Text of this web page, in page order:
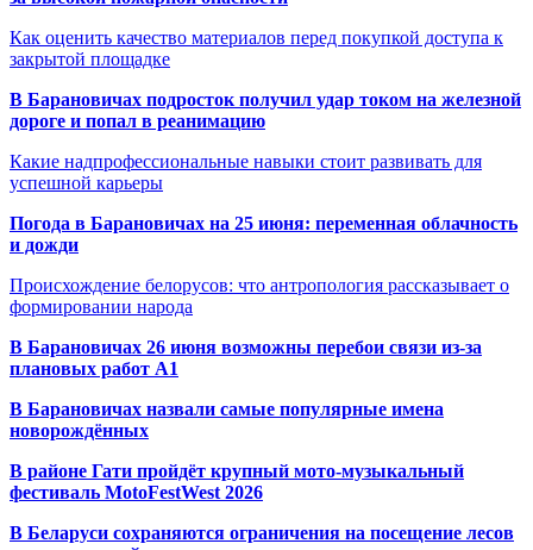
Как оценить качество материалов перед покупкой доступа к
закрытой площадке
В Барановичах подросток получил удар током на железной
дороге и попал в реанимацию
Какие надпрофессиональные навыки стоит развивать для
успешной карьеры
Погода в Барановичах на 25 июня: переменная облачность
и дожди
Происхождение белорусов: что антропология рассказывает о
формировании народа
В Барановичах 26 июня возможны перебои связи из-за
плановых работ A1
В Барановичах назвали самые популярные имена
новорождённых
В районе Гати пройдёт крупный мото-музыкальный
фестиваль MotoFestWest 2026
В Беларуси сохраняются ограничения на посещение лесов